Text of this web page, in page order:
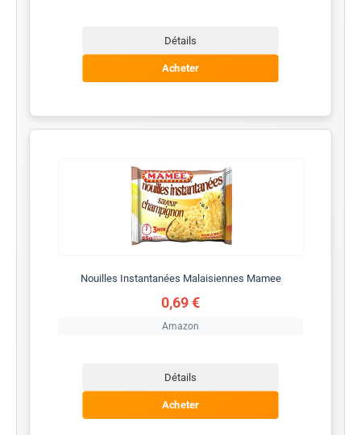
Détails
Acheter
Nouilles Instantanées Malaisiennes Mamee
0,69 €
Amazon
Détails
Acheter